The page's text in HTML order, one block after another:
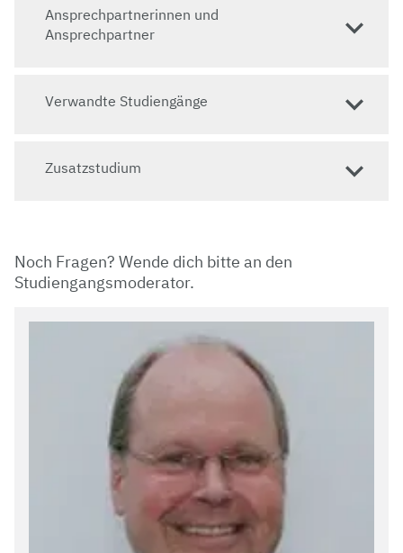
Ansprechpartnerinnen und
Ansprechpartner
Verwandte Studiengänge
Zusatzstudium
Noch Fragen? Wende dich bitte an den
Studiengangsmoderator.